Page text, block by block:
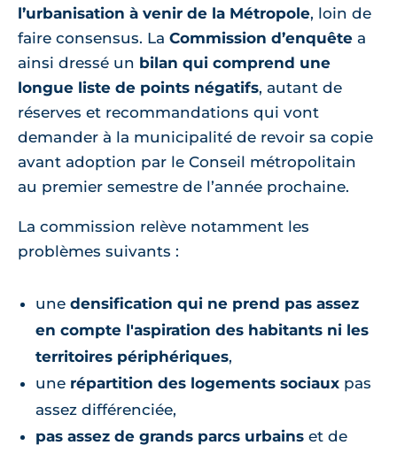
l’urbanisation à venir de la Métropole, loin de
faire consensus. La Commission d’enquête a
ainsi dressé un bilan qui comprend une
longue liste de points négatifs, autant de
réserves et recommandations qui vont
demander à la municipalité de revoir sa copie
avant adoption par le Conseil métropolitain
au premier semestre de l’année prochaine.
La commission relève notamment les
problèmes suivants :
une densification qui ne prend pas assez
en compte l'aspiration des habitants ni les
territoires périphériques,
une répartition des logements sociaux pas
assez différenciée,
pas assez de grands parcs urbains et de